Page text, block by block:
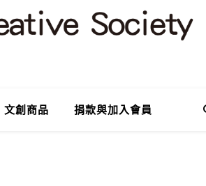
文創商品 捐款與加入會員